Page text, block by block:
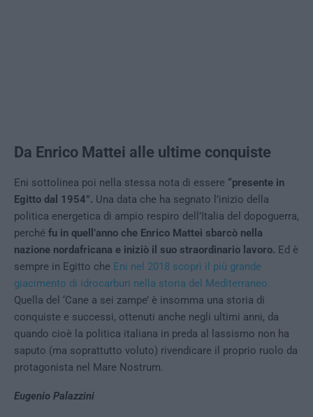
Da Enrico Mattei alle ultime conquiste
Eni sottolinea poi nella stessa nota di essere “presente in
Egitto dal 1954”. Una data che ha segnato l’inizio della
politica energetica di ampio respiro dell’Italia del dopoguerra,
perché fu in quell’anno che Enrico Mattei sbarcò nella
nazione nordafricana e iniziò il suo straordinario lavoro. Ed è
sempre in Egitto che Eni nel 2018 scoprì il più grande
giacimento di idrocarburi nella storia del Mediterraneo.
Quella del ‘Cane a sei zampe’ è insomma una storia di
conquiste e successi, ottenuti anche negli ultimi anni, da
quando cioè la politica italiana in preda al lassismo non ha
saputo (ma soprattutto voluto) rivendicare il proprio ruolo da
protagonista nel Mare Nostrum.
Eugenio Palazzini